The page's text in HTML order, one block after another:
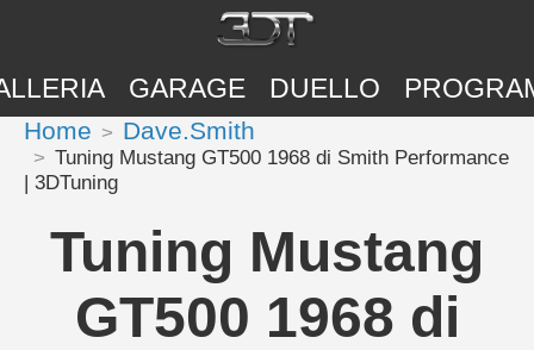
GARAGE DUELLO
Home Dave.Smith
Tuning Mustang GT500 1968 di Smith Performance
| 3DTuning
Tuning Mustang
GT500 1968 di